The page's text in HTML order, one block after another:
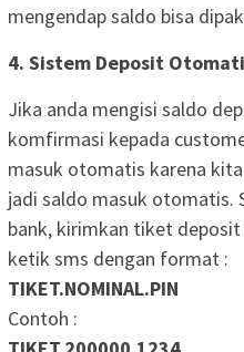
mengendap saldo bisa
4. Sistem Deposit
Jika anda mengisi saldo
komfirmasi kepada
masuk otomatis karena
jadi saldo masuk otomatis.
bank, kirimkan tiket
ketik sms dengan format :
TIKET.NOMINAL.PIN
Contoh :